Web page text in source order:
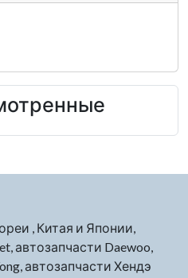
, Китая и Японии,
автозапчасти Daewoo,
автозапчасти Хендэ